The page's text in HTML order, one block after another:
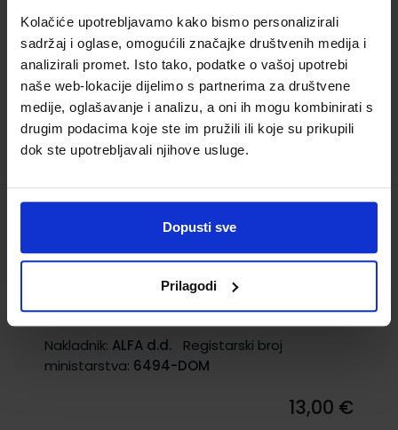
Kolačiće upotrebljavamo kako bismo personalizirali
sadržaj i oglase, omogućili značajke društvenih medija i
analizirali promet. Isto tako, podatke o vašoj upotrebi
naše web-lokacije dijelimo s partnerima za društvene
medije, oglašavanje i analizu, a oni ih mogu kombinirati s
drugim podacima koje ste im pružili ili koje su prikupili
dok ste upotrebljavali njihove usluge.
Dopusti sve
Prilagodi
22,00 €
FIZIKA 3; zbirka zadataka iz fizike za treći
razred gimnazije
567662
Nakladnik: ALFA d.d.
Registarski broj
ministarstva: 6494-DOM
13,00 €